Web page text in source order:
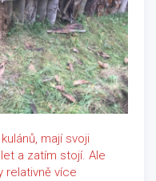
mají svoji
a zatím stojí. Ale
relativně více